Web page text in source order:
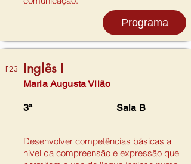
Programa
F23 Inglês I
Maria Augusta Vilão
3ª Sala B
Desenvolver competências básicas a
nível da compreensão e expressão que